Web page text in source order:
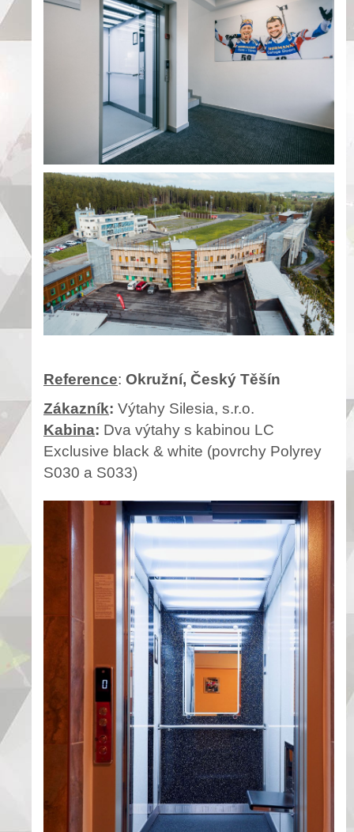
Reference: Okružní, Český Těšín
Zákazník: Výtahy Silesia, s.r.o.
Kabina: Dva výtahy s kabinou LC
Exclusive black & white (povrchy Polyrey
S030 a S033)